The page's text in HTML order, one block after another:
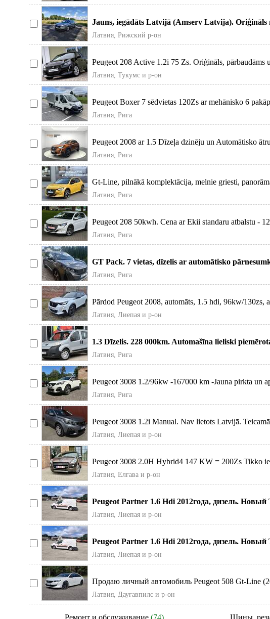
Jauns, iegādāts Latvijā (Amserv Latvija). Oriģināls
000 km.
Латвия, Рижский р-он
Peugeot 208 Active 1.2i 75 Zs. Oriģināls, pārbaudāms
nobraukums
Латвия, Тукумс и р-он
Peugeot Boxer 7 sēdvietas 120Zs ar mehānisko 6
Cena a
Латвия, Рига
Peugeot 2008 ar 1.5 Dīzeļa dzinēju un Automātisko
Vidēja
Латвия, Рига
Gt-Line, pilnākā komplektācija, melnie griesti,
Латвия, Рига
Peugeot 208 50kwh. Cena ar Ekii standaru atbalstu -
Латвия, Рига
GT Pack. 7 vietas, dīzelis ar automātisko
vēstu
Латвия, Рига
Pārdod Peugeot 2008, automāts, 1.5 hdi, 96kw/130zs,
Латвия, Лиепая и р-он
1.3 Dīzelis. 228 000km. Automašīna lieliski
Латвия, Рига
Peugeot 3008 1.2/96kw -167000 km -Jauna pirkta un
Латвия, Рига
Peugeot 3008 1.2i Manual. Nav lietots Latvijā.
Латвия, Лиепая и р-он
Peugeot 3008 2.0H Hybrid4 147 KW = 200Zs Tikko
nobraukuma L
Латвия, Елгава и р-он
Peugeot Partner 1.6 Hdi 2012года, дизель. Новый
Круиз контр
Латвия, Лиепая и р-он
Peugeot Partner 1.6 Hdi 2012года, дизель. Новый
Круиз контр
Латвия, Лиепая и р-он
Продаю личный автомобиль Peugeot 508 Gt-Line
Турбодизельный двига
Латвия, Даугавпилс и р-он
Ремонт и обслуживание (74) Шины,